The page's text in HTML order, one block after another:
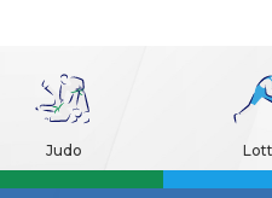
Judo